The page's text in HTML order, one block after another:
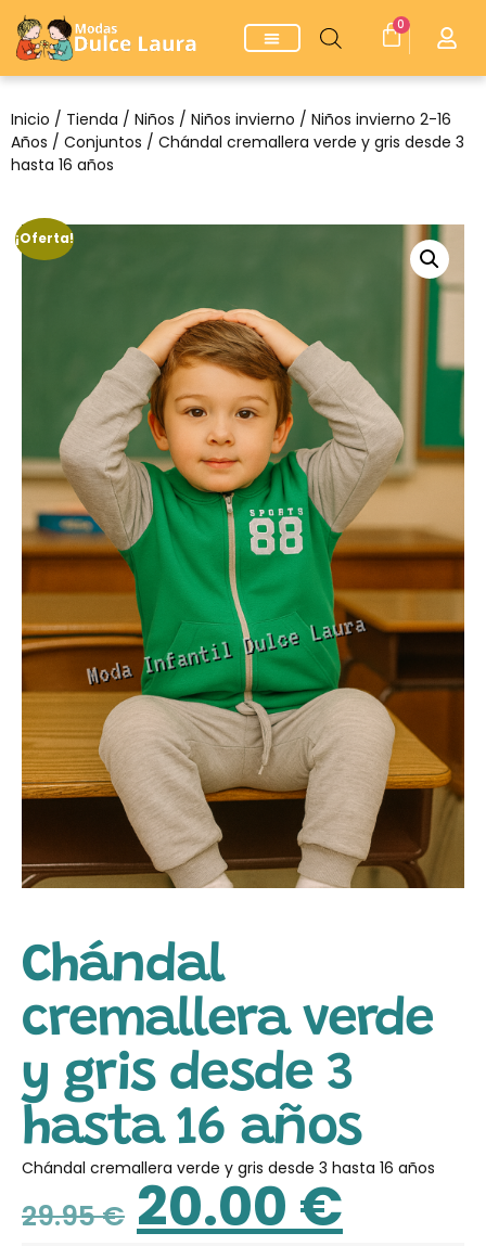
0
Inicio / Tienda / Niños / Niños invierno / Niños invierno 2-16
Años / Conjuntos / Chándal cremallera verde y gris desde 3
hasta 16 años
¡Oferta!
Chándal
cremallera verde
y gris desde 3
hasta 16 años
Chándal cremallera verde y gris desde 3 hasta 16 años
29.95€ 20.00 €